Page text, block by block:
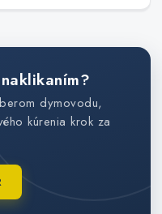
dymovodu,
kúrenia krok za